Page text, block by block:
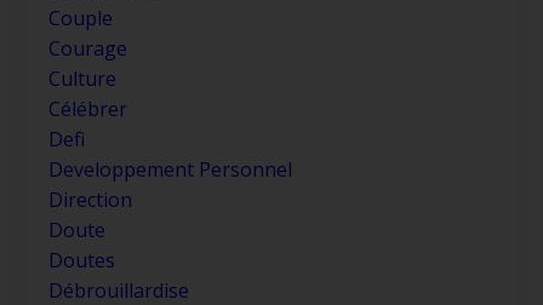
Couple
Courage
Culture
Célébrer
Defi
Developpement Personnel
Direction
Doute
Doutes
Débrouillardise